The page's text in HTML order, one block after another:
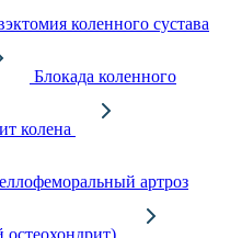
коленного сустава
Блокада коленного
колена
артроз